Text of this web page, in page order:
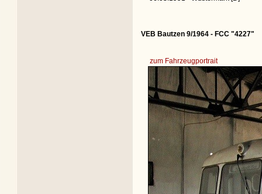
VEB Bautzen 9/1964 - FCC "4227"
zum Fahrzeugportrait